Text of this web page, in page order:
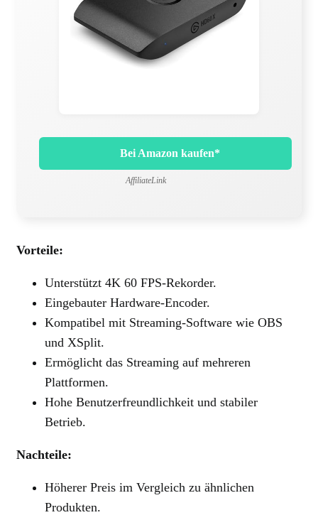
Bei Amazon kaufen*
AffiliateLink
Vorteile:
Unterstützt 4K 60 FPS-Rekorder.
Eingebauter Hardware-Encoder.
Kompatibel mit Streaming-Software wie OBS
und XSplit.
Ermöglicht das Streaming auf mehreren
Plattformen.
Hohe Benutzerfreundlichkeit und stabiler
Betrieb.
Nachteile:
Höherer Preis im Vergleich zu ähnlichen
Produkten.